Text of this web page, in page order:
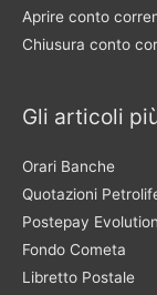
Aprire conto
Chiusura conto
Gli articoli
Orari Banche
Quotazioni
Postepay Evolution
Fondo Cometa
Libretto Postale